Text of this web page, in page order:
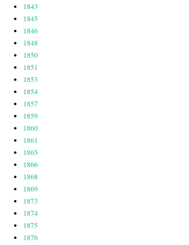
1843
1845
1846
1848
1850
1851
1853
1854
1857
1859
1860
1861
1865
1866
1868
1869
1873
1874
1875
1876